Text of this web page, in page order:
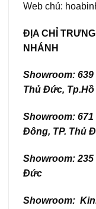
Web chủ:
ĐỊA CHỈ
NHÁNH
Showroom:
Thủ Đức, Tp.Hồ
Showroom:
Đông, TP. Thủ
Showroom:
Đức
Showroom: